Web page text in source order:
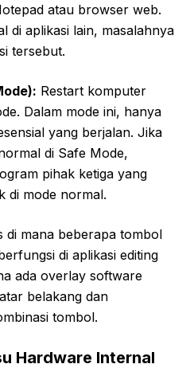
atau browser web.
di aplikasi lain, masalahnya
tersebut.
Restart komputer
Dalam mode ini, hanya
yang berjalan. Jika
di Safe Mode,
pihak ketiga yang
di mode normal.
di mana beberapa tombol
di aplikasi editing
ada overlay software
belakang dan
tombol.
Hardware Internal